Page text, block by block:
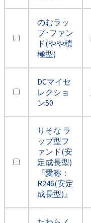
のむラッ
プ･ファン
ド(やや積
極型)
DCマイセ
レクショ
ン50
りそな ラ
ップ型フ
ァンド(安
定成長型)
『愛称：
R246(安定
成長型)』